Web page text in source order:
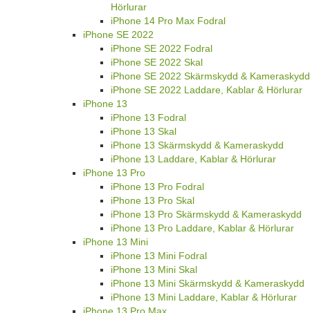
Hörlurar
iPhone 14 Pro Max Fodral
iPhone SE 2022
iPhone SE 2022 Fodral
iPhone SE 2022 Skal
iPhone SE 2022 Skärmskydd & Kameraskydd
iPhone SE 2022 Laddare, Kablar & Hörlurar
iPhone 13
iPhone 13 Fodral
iPhone 13 Skal
iPhone 13 Skärmskydd & Kameraskydd
iPhone 13 Laddare, Kablar & Hörlurar
iPhone 13 Pro
iPhone 13 Pro Fodral
iPhone 13 Pro Skal
iPhone 13 Pro Skärmskydd & Kameraskydd
iPhone 13 Pro Laddare, Kablar & Hörlurar
iPhone 13 Mini
iPhone 13 Mini Fodral
iPhone 13 Mini Skal
iPhone 13 Mini Skärmskydd & Kameraskydd
iPhone 13 Mini Laddare, Kablar & Hörlurar